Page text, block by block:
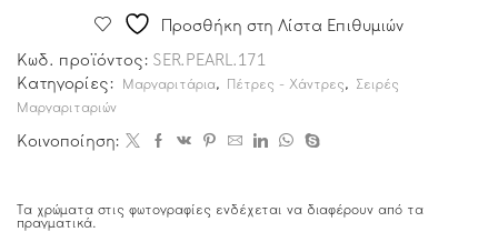
Προσθήκη στη Λίστα Επιθυμιών
Κωδ. προϊόντος: SER.PEARL.171
Κατηγορίες:
Μαργαριτάρια, Πέτρες - Χάντρες, Σειρές
Μαργαριταριών
Κοινοποίηση:
Τα χρώματα στις φωτογραφίες ενδέχεται να διαφέρουν από τα
πραγματικά.